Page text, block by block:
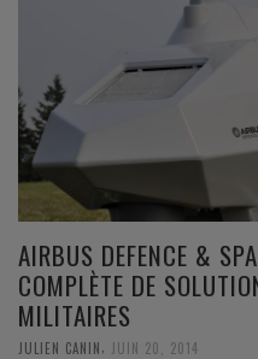
AIRBUS DEFENCE &
COMPLÈTE DE
MILITAIRES
JULIEN CANIN JUIN 20, 2014